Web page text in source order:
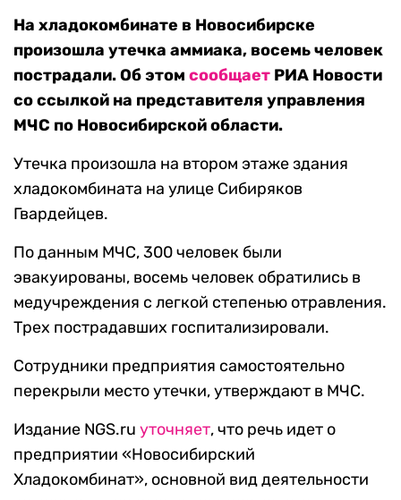
На хладокомбинате в Новосибирске
произошла утечка аммиака, восемь человек
пострадали. Об этом сообщает РИА Новости
со ссылкой на представителя управления
МЧС по Новосибирской области.
Утечка произошла на втором этаже здания
хладокомбината на улице Сибиряков
Гвардейцев.
По данным МЧС, 300 человек были
эвакуированы, восемь человек обратились в
медучреждения с легкой степенью отравления.
Трех пострадавших госпитализировали.
Сотрудники предприятия самостоятельно
перекрыли место утечки, утверждают в МЧС.
Издание NGS.ru уточняет, что речь идет о
предприятии «Новосибирский
Хладокомбинат», основной вид деятельности